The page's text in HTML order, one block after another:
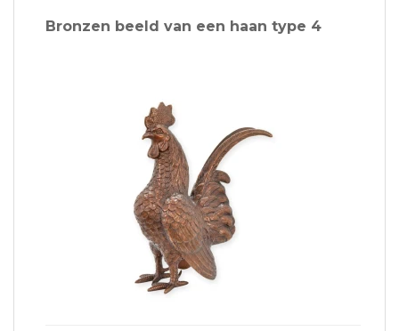
Bronzen beeld van een haan type 4